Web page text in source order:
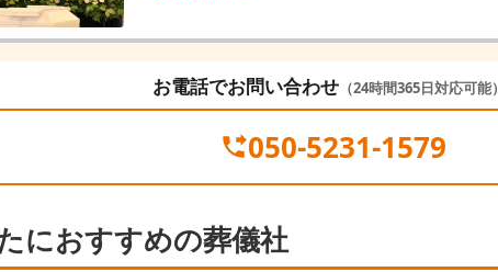
お電話でお問い合わせ （24時間365日対応可能）
050-5231-1579
におすすめの葬儀社